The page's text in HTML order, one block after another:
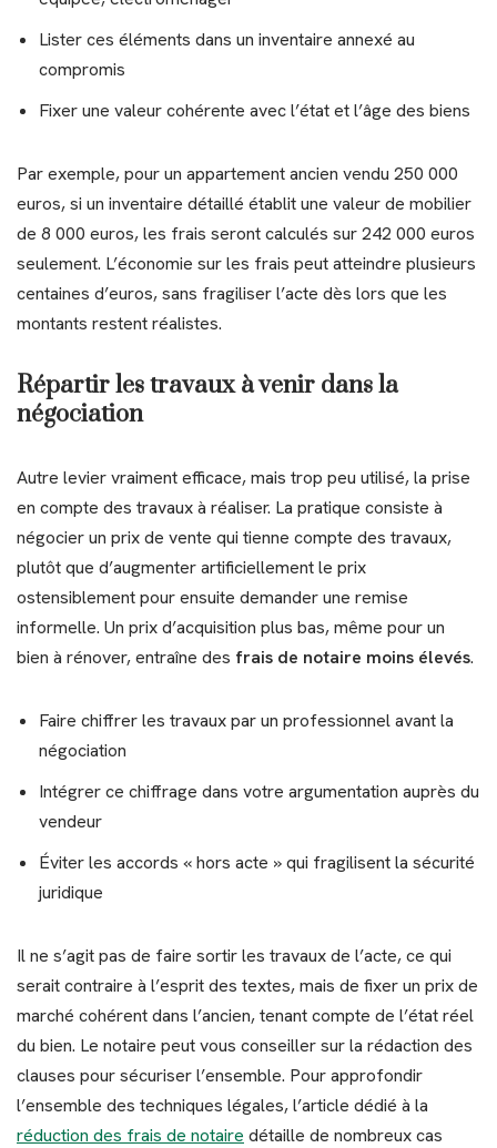
Lister ces éléments dans un inventaire annexé au
compromis
Fixer une valeur cohérente avec l’état et l’âge des biens
Par exemple, pour un appartement ancien vendu 250 000
euros, si un inventaire détaillé établit une valeur de mobilier
de 8 000 euros, les frais seront calculés sur 242 000 euros
seulement. L’économie sur les frais peut atteindre plusieurs
centaines d’euros, sans fragiliser l’acte dès lors que les
montants restent réalistes.
Répartir les travaux à venir dans la
négociation
Autre levier vraiment efficace, mais trop peu utilisé, la prise
en compte des travaux à réaliser. La pratique consiste à
négocier un prix de vente qui tienne compte des travaux,
plutôt que d’augmenter artificiellement le prix
ostensiblement pour ensuite demander une remise
informelle. Un prix d’acquisition plus bas, même pour un
bien à rénover, entraîne des frais de notaire moins élevés.
Faire chiffrer les travaux par un professionnel avant la
négociation
Intégrer ce chiffrage dans votre argumentation auprès du
vendeur
Éviter les accords « hors acte » qui fragilisent la sécurité
juridique
Il ne s’agit pas de faire sortir les travaux de l’acte, ce qui
serait contraire à l’esprit des textes, mais de fixer un prix de
marché cohérent dans l’ancien, tenant compte de l’état réel
du bien. Le notaire peut vous conseiller sur la rédaction des
clauses pour sécuriser l’ensemble. Pour approfondir
l’ensemble des techniques légales, l’article dédié à la
réduction des frais de notaire détaille de nombreux cas